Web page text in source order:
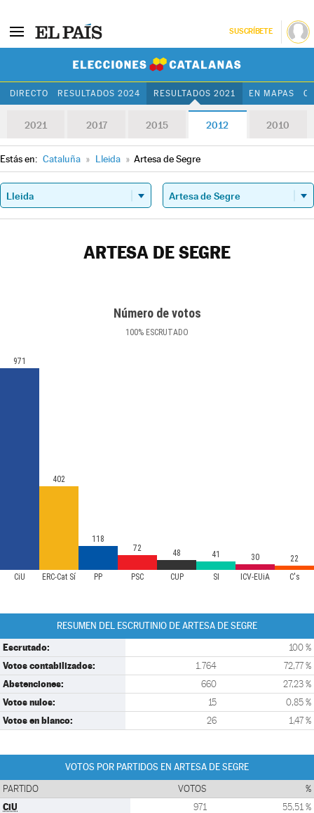
SUSCRÍBETE
DIRECTO RESULTADOS 2024 RESULTADOS 2021 EN MAPAS
2021 2017 2015 2012 2010
Estás en: Cataluña » Lleida » Artesa de Segre
ARTESA DE SEGRE
Número de votos
100% ESCRUTADO
CiU ERC-Cat Sí PP PSC CUP SI ICV-EUiA C's
971
402
118
72
48 41 30 22
RESUMEN DEL ESCRUTINIO DE ARTESA DE SEGRE
Escrutado: 100 %
Votos contabilizados: 1.764 72,77 %
Abstenciones: 660 27,23 %
Votos nulos: 15 0,85 %
Votos en blanco: 26 1,47 %
VOTOS POR PARTIDOS EN ARTESA DE SEGRE
PARTIDO VOTOS %
CiU 971 55,51 %